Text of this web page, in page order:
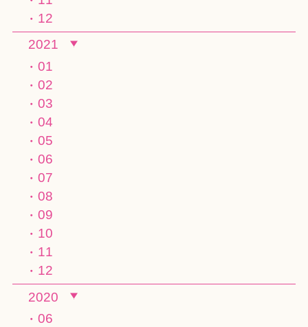
12
2021
01
02
03
04
05
06
07
08
09
10
11
12
2020
06